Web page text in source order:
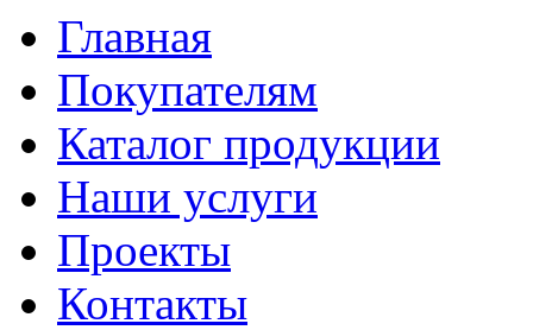
Главная
Покупателям
Каталог продукции
Наши услуги
Проекты
Контакты